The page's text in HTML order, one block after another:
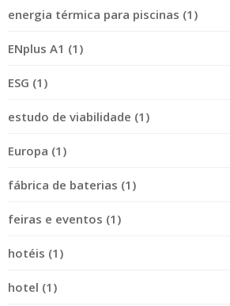
energia térmica para piscinas (1)
ENplus A1 (1)
ESG (1)
estudo de viabilidade (1)
Europa (1)
fábrica de baterias (1)
feiras e eventos (1)
hotéis (1)
hotel (1)